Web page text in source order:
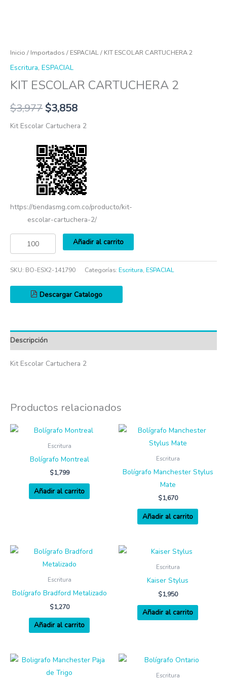
Inicio / Importados / ESPACIAL/ KIT ESCOLAR CARTUCHERA 2
Escritura, ESPACIAL
KIT ESCOLAR CARTUCHERA 2
$3,977$3,858
Kit Escolar Cartuchera 2
https://tiendasmg.com.co/producto/kit-
escolar-cartuchera-2/
Añadir al carrito
SKU: BO-ESX2-141790 Categorías: Escritura, ESPACIAL
Descargar Catalogo
Descripción
Kit Escolar Cartuchera 2
Productos relacionados
Escritura
Bolígrafo Montreal
$1,799
Añadir al carrito
Escritura
Bolígrafo Manchester Stylus
Mate
$1,670
Añadir al carrito
Escritura
Bolígrafo Bradford Metalizado
$1,270
Añadir al carrito
Escritura
Kaiser Stylus
$1,950
Añadir al carrito
Escritura